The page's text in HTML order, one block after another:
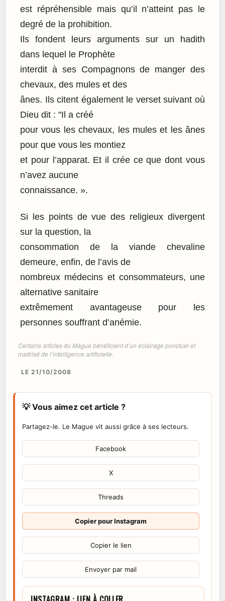
est répréhensible mais qu’il n’atteint pas le
degré de la prohibition.
Ils fondent leurs arguments sur un hadith
dans lequel le Prophète
interdit à ses Compagnons de manger des
chevaux, des mules et des
ânes. Ils citent également le verset suivant où
Dieu dit : "Il a créé
pour vous les chevaux, les mules et les ânes
pour que vous les montiez
et pour l’apparat. Et il crée ce que dont vous
n’avez aucune
connaissance. ».
Si les points de vue des religieux divergent
sur la question, la
consommation de la viande chevaline
demeure, enfin, de l’avis de
nombreux médecins et consommateurs, une
alternative sanitaire
extrêmement avantageuse pour les
personnes souffrant d’anémie.
Certains articles du Mague bénéficient d’un éclairage ponctuel et
maîtrisé de l’intelligence artificielle.
LE 21/10/2008
💡 Vous aimez cet article ?
Partagez-le. Le Mague vit aussi grâce à ses lecteurs.
Facebook
X
Threads
Copier pour Instagram
Copier le lien
Envoyer par mail